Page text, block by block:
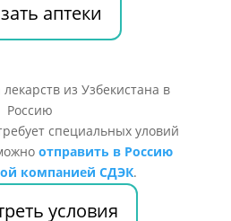
аптеки
специальных уловий
отправить в Россию
компанией СДЭК.
условия